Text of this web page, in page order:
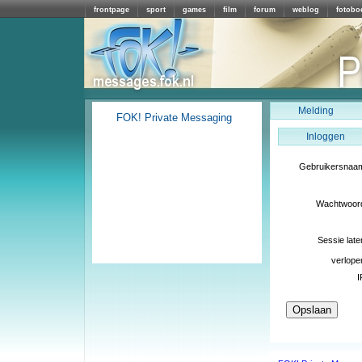
frontpage sport games film forum weblog
Melding
Inloggen
Sessie
FOK! Private Messaging